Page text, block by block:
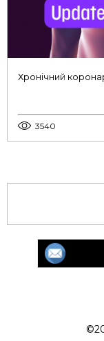
Хронічний
3540